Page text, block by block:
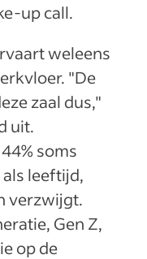
up call.
weleens
"De
zaal dus,"
uit.
soms
leeftijd,
verzwijgt.
Gen Z,
op de